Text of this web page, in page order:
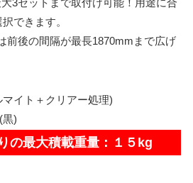
できます。
前後の間隔が最長1870mmまで広げ
マイト＋クリアー処理)
黒)
の最大積載重量：１５kg